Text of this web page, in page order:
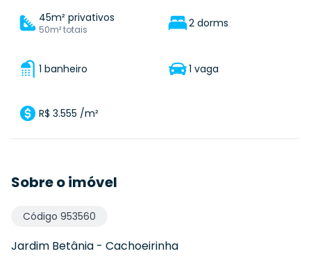
45m² privativos
50m² totais 2 dorms
1 banheiro 1 vaga
R$ 3.555 /m²
Sobre o imóvel
Código 953560
Jardim Betânia - Cachoeirinha